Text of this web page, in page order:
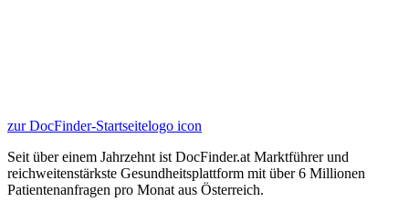
zur DocFinder-Startseitelogo icon
Seit über einem Jahrzehnt ist DocFinder.at Marktführer und
reichweitenstärkste Gesundheitsplattform mit über 6 Millionen
Patientenanfragen pro Monat aus Österreich.